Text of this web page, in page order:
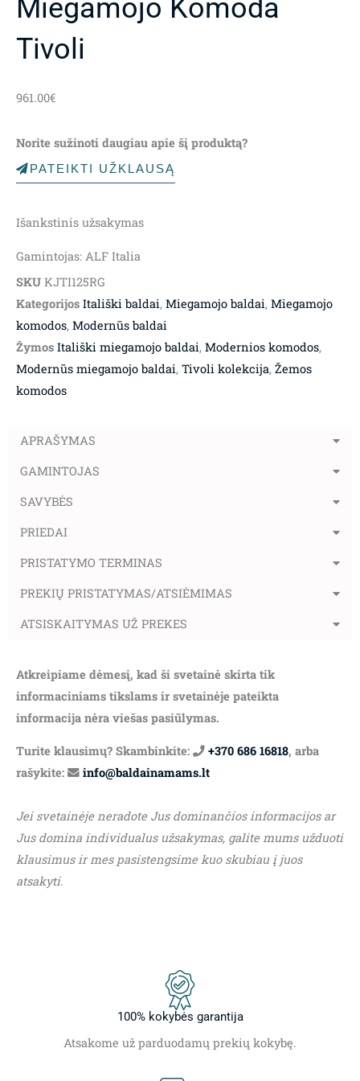
Miegamojo Komoda
Tivoli
961.00€
Norite sužinoti daugiau apie šį produktą?
PATEIKTI UŽKLAUSĄ
Išankstinis užsakymas
Gamintojas: ALF Italia
SKU KJTI125RG
Kategorijos Itališki baldai, Miegamojo baldai, Miegamojo
komodos, Modernūs baldai
Žymos Itališki miegamojo baldai, Modernios komodos,
Modernūs miegamojo baldai, Tivoli kolekcija, Žemos
komodos
APRAŠYMAS
GAMINTOJAS
SAVYBĖS
PRIEDAI
PRISTATYMO TERMINAS
PREKIŲ PRISTATYMAS/ATSIĖMIMAS
ATSISKAITYMAS UŽ PREKES
Atkreipiame dėmesį, kad ši svetainė skirta tik
informaciniams tikslams ir svetainėje pateikta
informacija nėra viešas pasiūlymas.
Turite klausimų? Skambinkite: +370 686 16818, arba
rašykite:
info@baldainamams.lt
Jei svetainėje neradote Jus dominančios informacijos ar
Jus domina individualus užsakymas, galite mums užduoti
klausimus ir mes pasistengsime kuo skubiau į juos
atsakyti.
100% kokybės garantija
Atsakome už parduodamų prekių kokybę.